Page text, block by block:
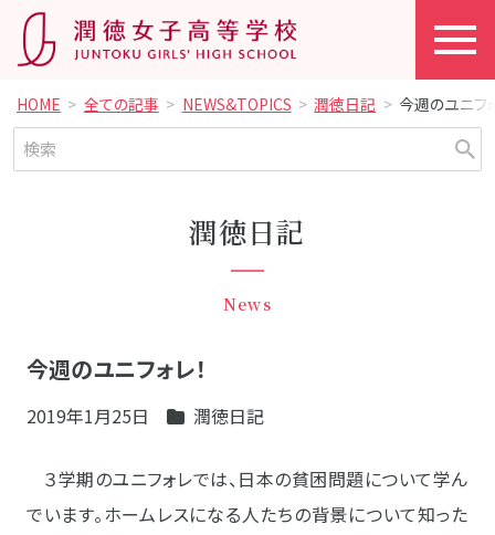
HOME 全ての記事 NEWS&TOPICS 潤徳日記 今週のユニフ
潤徳日記
News
今週のユニフォレ！
2019年1月25日 潤徳日記
３学期のユニフォレでは、日本の貧困問題について学ん
でいます。ホームレスになる人たちの背景について知った